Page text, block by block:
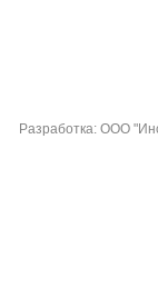
Разработка: ООО